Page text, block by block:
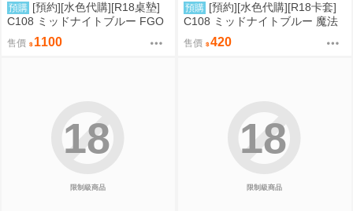
預購 [預約][水色代購][R18桌墊]
C108 ミッドナイトブルー FGO
BB 露點ver
售價 1100
預購 [預約][水色代購][R18卡套]
C108 ミッドナイトブルー 魔法
少女 美遊 M字腿
售價 420
限制級商品
18
限制級商品
18